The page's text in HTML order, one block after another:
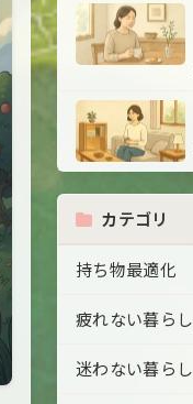
カテゴリ
持ち物最適化
疲れない暮らし
迷わない暮らし